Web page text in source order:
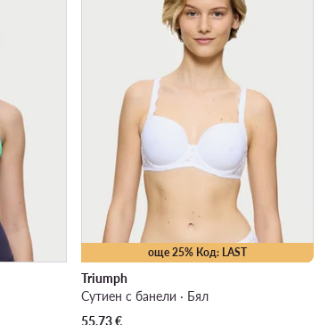
още 25% Код: LAST
Triumph
Сутиен с банели · Бял
55,73€